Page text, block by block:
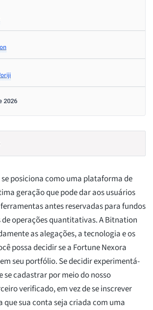
2026
posiciona como uma plataforma de
geração que pode dar aos usuários
antes reservadas para fundos
de operações quantitativas. A Bitnation
as alegações, a tecnologia e os
possa decidir se a Fortune Nexora
seu portfólio. Se decidir experimentá-
se cadastrar por meio do nosso
verificado, em vez de se inscrever
sua conta seja criada com uma